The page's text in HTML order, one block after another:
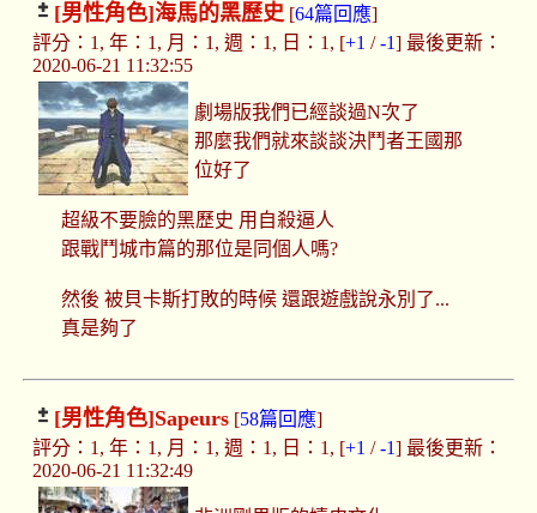
[男性角色]海馬的黑歷史 [64篇回應]
評分：1, 年：1, 月：1, 週：1, 日：1, [+1 /-1] 最後更新：
2020-06-21 11:32:55
劇場版我們已經談過N次了
那麼我們就來談談決鬥者王國那
位好了
超級不要臉的黑歷史 用自殺逼人
跟戰鬥城市篇的那位是同個人嗎?
然後 被貝卡斯打敗的時候 還跟遊戲說永別了...
真是夠了
[男性角色]Sapeurs[58篇回應]
評分：1, 年：1, 月：1, 週：1, 日：1, [+1 /-1] 最後更新：
2020-06-21 11:32:49